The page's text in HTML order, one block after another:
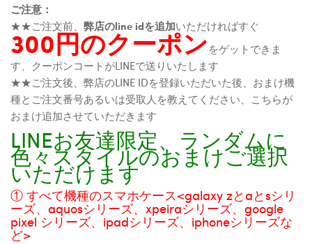
ご注意：
★★ご注文前、 弊店のline idを追加いただければすぐ
300円のクーポンをゲットできま
す、クーポンコートがLINEで送りいたします
★★ご注文後、弊店のLINE IDを登録いただいた後、おまけ機
種とご注文番号あるいは受取人を教えてください、こちらが
おまけ追加させていただきます
LINEお友達限定、ランダムに
色々スタイルのおまけご選択
いただけます
① すべて機種のスマホケース<galaxy zとaとsシリ
ーズ、aquosシリーズ、xpeiraシリーズ、google
pixel シリーズ、ipadシリーズ、iphoneシリーズな
ど>